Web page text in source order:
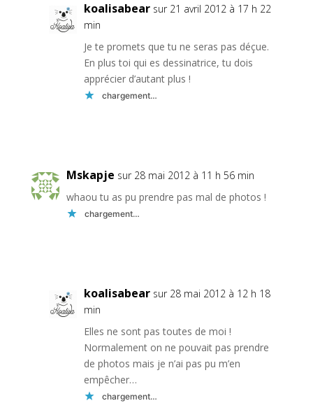
koalisabear sur 21 avril 2012 à 17 h 22
min
Je te promets que tu ne seras pas déçue.
En plus toi qui es dessinatrice, tu dois
apprécier d’autant plus !
chargement…
Mskapje sur 28 mai 2012 à 11 h 56 min
whaou tu as pu prendre pas mal de photos !
chargement…
koalisabear sur 28 mai 2012 à 12 h 18
min
Elles ne sont pas toutes de moi !
Normalement on ne pouvait pas prendre
de photos mais je n’ai pas pu m’en
empêcher…
chargement…